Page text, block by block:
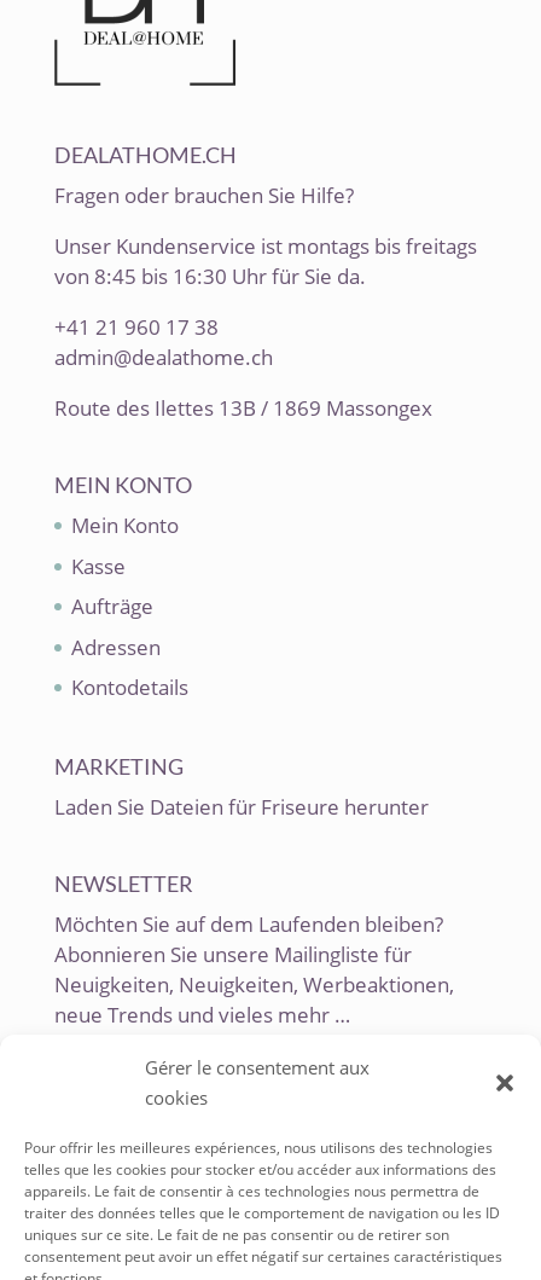
Gérer le consentement aux
cookies
Pour offrir les meilleures expériences, nous utilisons des technologies
telles que les cookies pour stocker et/ou accéder aux informations des
appareils. Le fait de consentir à ces technologies nous permettra de
traiter des données telles que le comportement de navigation ou les ID
uniques sur ce site. Le fait de ne pas consentir ou de retirer son
consentement peut avoir un effet négatif sur certaines caractéristiques
DEALATHOME.CH
Fragen oder brauchen Sie Hilfe?
Unser Kundenservice ist montags bis freitags
von 8:45 bis 16:30 Uhr für Sie da.
+41 21 960 17 38
admin@dealathome.ch
Route des Ilettes 13B / 1869 Massongex
MEIN KONTO
Mein Konto
Kasse
Aufträge
Adressen
Kontodetails
MARKETING
Laden Sie Dateien für Friseure herunter
NEWSLETTER
Möchten Sie auf dem Laufenden bleiben?
Abonnieren Sie unsere Mailingliste für
Neuigkeiten, Neuigkeiten, Werbeaktionen,
neue Trends und vieles mehr …
SERVICE À LA CLIENTÈLE